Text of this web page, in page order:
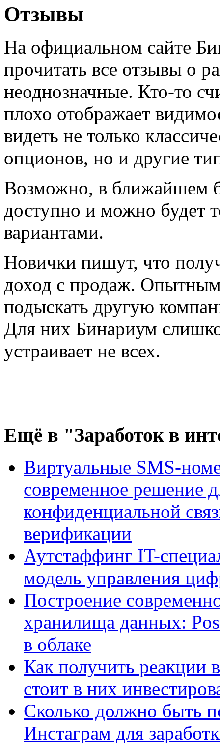
Отзывы
На официальном сайте
прочитать все отзывы о
неоднозначные. Кто-то
плохо отображает
видеть не только
опционов, но и другие
Возможно, в ближайшем
доступно и можно будет
вариантами.
Новички пишут, что
доход с продаж.
подыскать другую
Для них Бинариум
устраивает не всех.
Ещё в "Заработок в
Виртуальные SMS-
современное решение
конфиденциальной
верификации
Аутстаффинг IT-
модель управления
Построение
хранилища данных:
в облаке
Как получить реакции
стоит в них
Сколько должно быть
Инстаграм для